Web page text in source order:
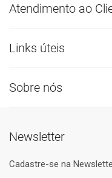
Atendimento ao
Links úteis
Sobre nós
Newsletter
Cadastre-se na